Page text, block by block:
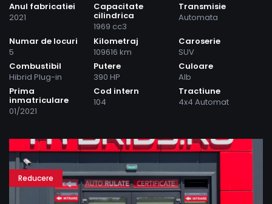
Anul fabricatiei
2021
Capacitate
cilindrica
1969 cc3
Transmisie
Automata
Numar de locuri
5
Kilometraj
109616 km
Caroserie
SUV
Combustibil
Hibrid Plug-in
Putere
390 HP
Culoare
Alb
Prima
inmatriculare
01/2021
Cod intern
104
Tractiune
4x4 Automat
Reducere